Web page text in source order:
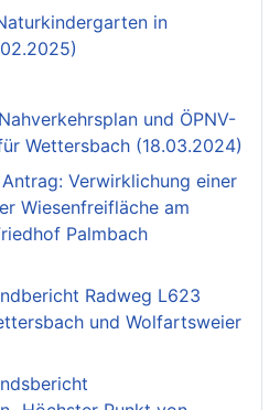
in
und ÖPNV-
Wettersbach (18.03.2024)
Verwirklichung einer
Wiesenfreifläche am
Palmbach
Radweg L623
und Wolfartsweier